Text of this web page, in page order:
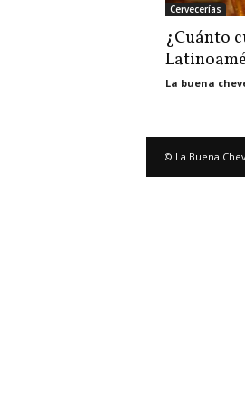
Cervecerías
¿Cuánto
La buena
© La Buena